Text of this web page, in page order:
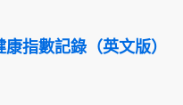
指數記錄（英文版）